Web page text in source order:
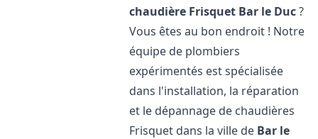
chaudière Frisquet Bar le Duc?
Vous êtes au bon endroit ! Notre
équipe de plombiers
expérimentés est spécialisée
dans l'installation, la réparation
et le dépannage de chaudières
Frisquet dans la ville de Bar le